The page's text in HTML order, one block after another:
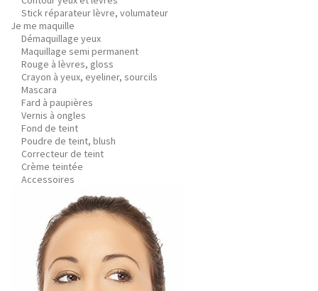
Stick réparateur lèvre, volumateur
Je me maquille
Démaquillage yeux
Maquillage semi permanent
Rouge à lèvres, gloss
Crayon à yeux, eyeliner, sourcils
Mascara
Fard à paupières
Vernis à ongles
Fond de teint
Poudre de teint, blush
Correcteur de teint
Crème teintée
Accessoires